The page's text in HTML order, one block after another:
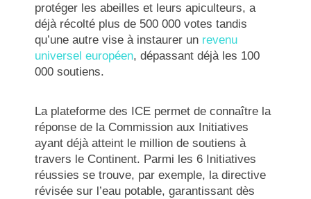
protéger les abeilles et leurs apiculteurs, a
déjà récolté plus de 500 000 votes tandis
qu’une autre vise à instaurer un revenu
universel européen, dépassant déjà les 100
000 soutiens.
La plateforme des ICE permet de connaître la
réponse de la Commission aux Initiatives
ayant déjà atteint le million de soutiens à
travers le Continent. Parmi les 6 Initiatives
réussies se trouve, par exemple, la directive
révisée sur l’eau potable, garantissant dès